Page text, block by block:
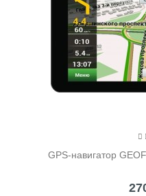
GPS-навигатор